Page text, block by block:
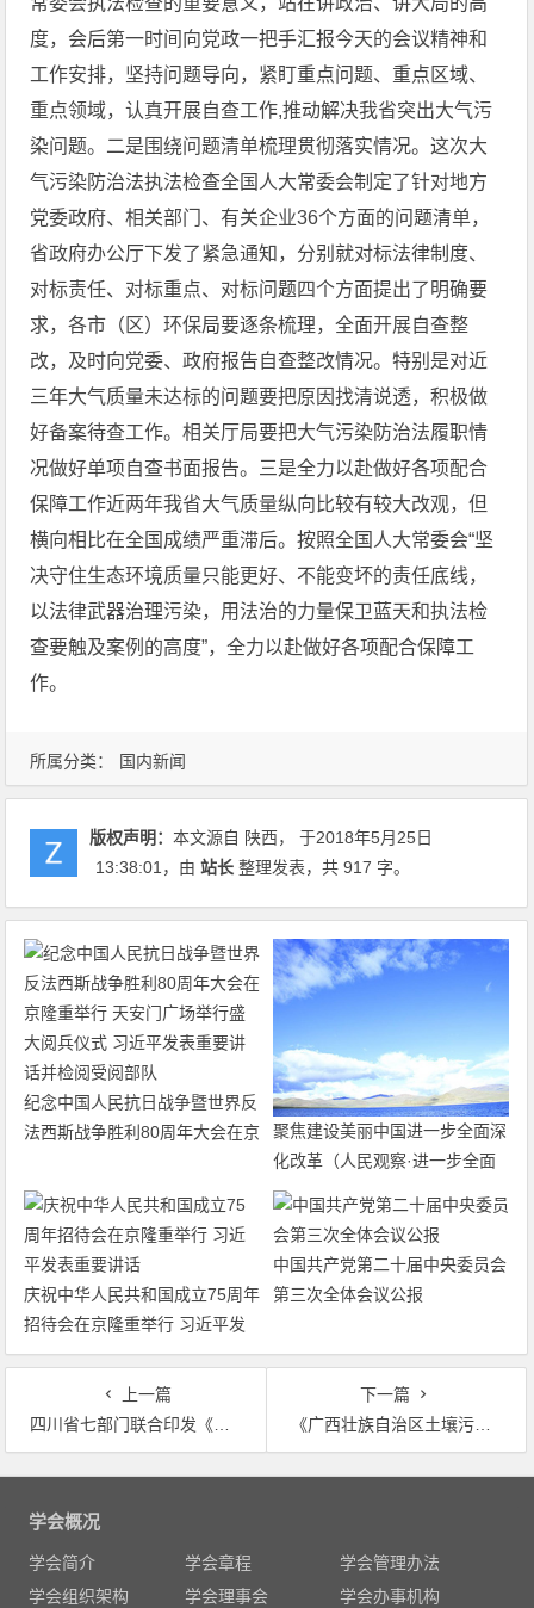
所属分类： 国内新闻
度，会后第一时间向党政一把手汇报今天的会议精神和
工作安排，坚持问题导向，紧盯重点问题、重点区域、
重点领域，认真开展自查工作,推动解决我省突出大气污
染问题。二是围绕问题清单梳理贯彻落实情况。这次大
气污染防治法执法检查全国人大常委会制定了针对地方
党委政府、相关部门、有关企业36个方面的问题清单，
省政府办公厅下发了紧急通知，分别就对标法律制度、
对标责任、对标重点、对标问题四个方面提出了明确要
求，各市（区）环保局要逐条梳理，全面开展自查整
改，及时向党委、政府报告自查整改情况。特别是对近
三年大气质量未达标的问题要把原因找清说透，积极做
好备案待查工作。相关厅局要把大气污染防治法履职情
况做好单项自查书面报告。三是全力以赴做好各项配合
保障工作近两年我省大气质量纵向比较有较大改观，但
横向相比在全国成绩严重滞后。按照全国人大常委会“坚
决守住生态环境质量只能更好、不能变坏的责任底线，
以法律武器治理污染，用法治的力量保卫蓝天和执法检
查要触及案例的高度”，全力以赴做好各项配合保障工
作。
版权声明：本文源自 陕西， 于2018年5月25日
13:38:01 ，由站长 整理发表，共 917 字。
纪念中国人民抗日战争暨世界反
法西斯战争胜利80周年大会在京
阅兵仪式 习近平发表重要讲话
聚焦建设美丽中国进一步全面深
化改革（人民观察·进一步全面
深化改革的“七个聚焦”）
庆祝中华人民共和国成立75周年
招待会在京隆重举行 习近平发
表重要讲话
中国共产党第二十届中央委员会
第三次全体会议公报
上一篇
四川省七部门联合印发《四川省挥发性有机物污染防治实施方案（2018—2020年）》
下一篇
《广西壮族自治区土壤污染治理与修复规划》正式印发实施
文
学会概况
学会简介 学会章程
学会管理办法
学会组织架构
学会理事会 学会办事机构